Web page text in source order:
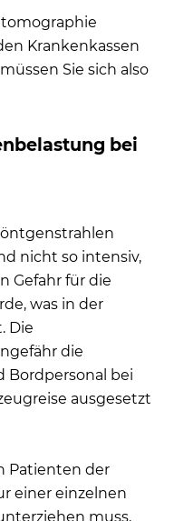
Krankenkassen
Sie sich also
bei
nicht so intensiv,
Gefahr für die
was in der
Die
die
Bordpersonal bei
ausgesetzt
Patienten der
einer einzelnen
muss,